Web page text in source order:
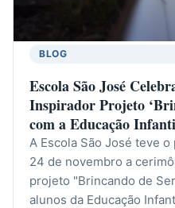
BLOG
Escola São José
Inspirador Projeto
com a Educação
A Escola São José teve
24 de novembro a
projeto "Brincando de
alunos da Educação